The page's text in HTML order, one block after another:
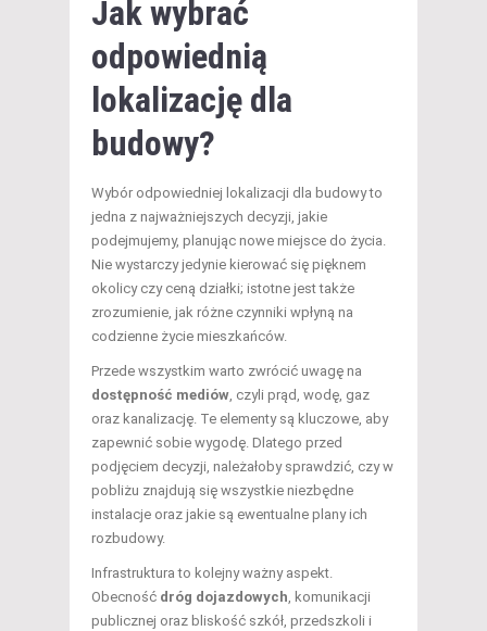
Jak wybrać
odpowiednią
lokalizację dla
budowy?
Wybór odpowiedniej lokalizacji dla budowy to
jedna z najważniejszych decyzji, jakie
podejmujemy, planując nowe miejsce do życia.
Nie wystarczy jedynie kierować się pięknem
okolicy czy ceną działki; istotne jest także
zrozumienie, jak różne czynniki wpłyną na
codzienne życie mieszkańców.
Przede wszystkim warto zwrócić uwagę na
dostępność mediów, czyli prąd, wodę, gaz
oraz kanalizację. Te elementy są kluczowe, aby
zapewnić sobie wygodę. Dlatego przed
podjęciem decyzji, należałoby sprawdzić, czy w
pobliżu znajdują się wszystkie niezbędne
instalacje oraz jakie są ewentualne plany ich
rozbudowy.
Infrastruktura to kolejny ważny aspekt.
Obecność dróg dojazdowych, komunikacji
publicznej oraz bliskość szkół, przedszkoli i